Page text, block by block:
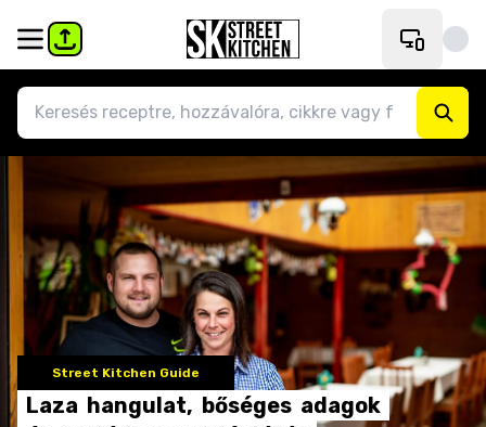
Street Kitchen Guide
Laza hangulat, bőséges adagok